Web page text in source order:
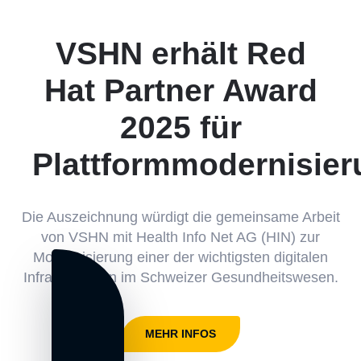
VSHN erhält Red
Hat Partner Award
2025 für
Die Auszeichnung würdigt die gemeinsame Arbeit
von VSHN mit Health Info Net AG (HIN) zur
Modernisierung einer der wichtigsten digitalen
Infrastrukturen im Schweizer Gesundheitswesen.
MEHR INFOS